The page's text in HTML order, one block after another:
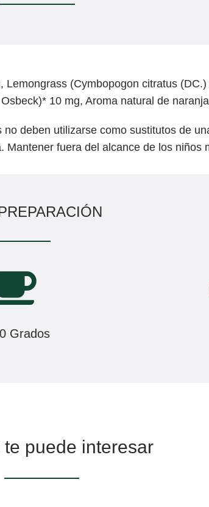
(Cymbopogon citratus
10 mg, Aroma natural de
deben utilizarse como sustitutos de
Mantener fuera del alcance de los niños
Grados
te puede interesar